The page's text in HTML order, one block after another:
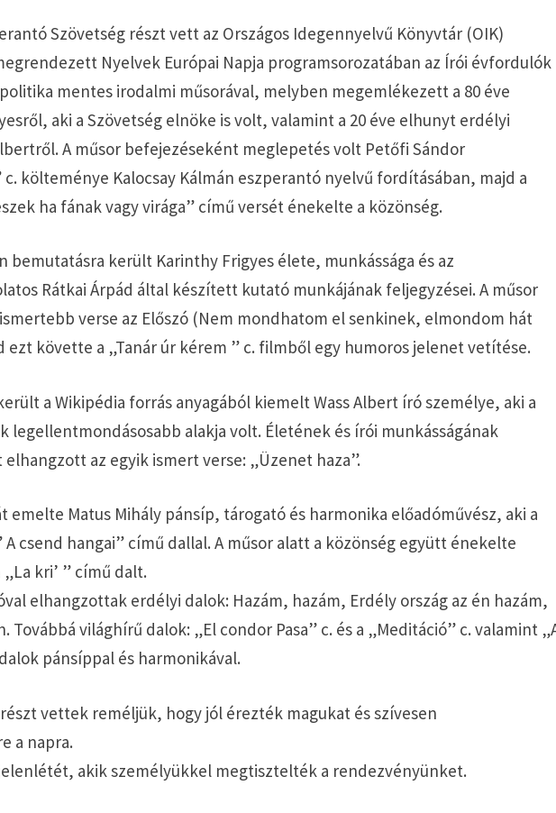
Szövetség részt vett az Országos Idegennyelvű Könyvtár (OIK)
Nyelvek Európai Napja programsorozatában az Írói évfordulók
mentes irodalmi műsorával, melyben megemlékezett a 80 éve
aki a Szövetség elnöke is volt, valamint a 20 éve elhunyt erdélyi
A műsor befejezéseként meglepetés volt Petőfi Sándor
költeménye Kalocsay Kálmán eszperantó nyelvű fordításában, majd a
ha fának vagy virága” című versét énekelte a közönség.
bemutatásra került Karinthy Frigyes élete, munkássága és az
Rátkai Árpád által készített kutató munkájának feljegyzései. A műsor
verse az Előszó (Nem mondhatom el senkinek, elmondom hát
követte a „Tanár úr kérem ” c. filmből egy humoros jelenet vetítése.
a Wikipédia forrás anyagából kiemelt Wass Albert író személye, aki a
legellentmondásosabb alakja volt. Életének és írói munkásságának
az egyik ismert verse: „Üzenet haza”.
emelte Matus Mihály pánsíp, tárogató és harmonika előadóművész, aki a
csend hangai” című dallal. A műsor alatt a közönség együtt énekelte
kri’ ” című dalt.
elhangzottak erdélyi dalok: Hazám, hazám, Erdély ország az én hazám,
Továbbá világhírű dalok: „El condor Pasa” c. és a „Meditáció” c. valamint
pánsíppal és harmonikával.
vettek reméljük, hogy jól érezték magukat és szívesen
a napra.
akik személyükkel megtisztelték a rendezvényünket.